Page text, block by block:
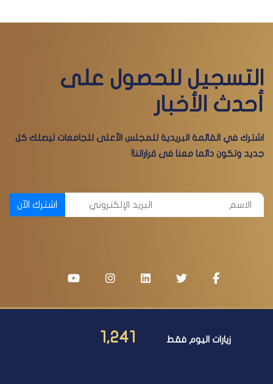
التسجيل للحصول على
أحدث الأخبار
اشترك في القائمة البريدية للمجلس الأعلى للجامعات ليصلك كل
جديد وتكون دائما معنا فى قراراتنا!
اشترك الآن
زيارات اليوم فقط 1,241